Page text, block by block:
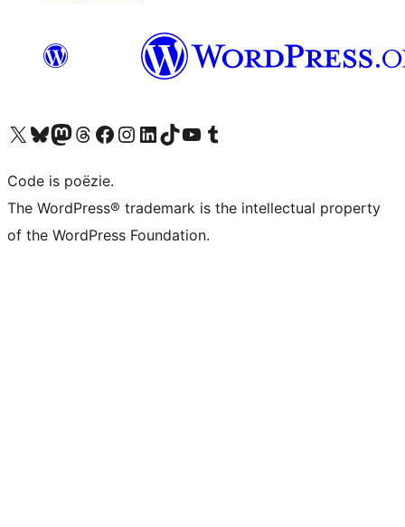
Bezoek ons X (voorheen Twitter) account
Bezoek ons Bluesky account
Bezoek ons Mastodon account
Bezoek ons Threads account
Onze Facebook pagina bezoeken
Bezoek ons Instagram account
Bezoek ons LinkedIn account
Bezoek ons TikTok account
Bezoek ons YouTube kanaalBezoek ons Tumblr account
Code is poëzie.
The WordPress® trademark is the intellectual property
of the WordPress Foundation.